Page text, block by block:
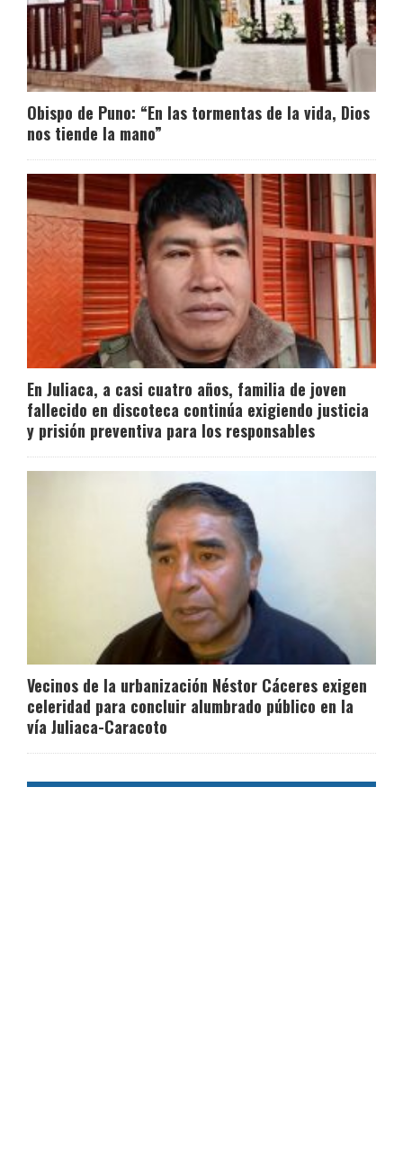
Obispo de Puno: “En las tormentas de la vida, Dios
nos tiende la mano”
En Juliaca, a casi cuatro años, familia de joven
fallecido en discoteca continúa exigiendo justicia
y prisión preventiva para los responsables
Vecinos de la urbanización Néstor Cáceres exigen
celeridad para concluir alumbrado público en la
vía Juliaca-Caracoto